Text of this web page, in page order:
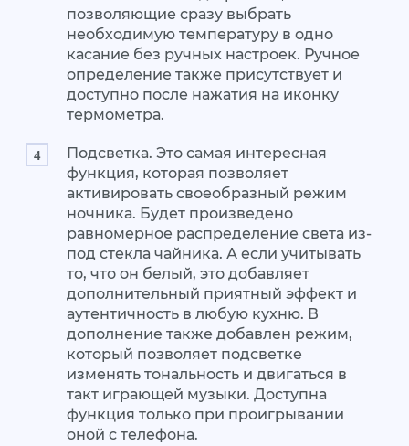
позволяющие сразу выбрать
необходимую температуру в одно
касание без ручных настроек. Ручное
определение также присутствует и
доступно после нажатия на иконку
термометра.
Подсветка. Это самая интересная
функция, которая позволяет
активировать своеобразный режим
ночника. Будет произведено
равномерное распределение света из-
под стекла чайника. А если учитывать
то, что он белый, это добавляет
дополнительный приятный эффект и
аутентичность в любую кухню. В
дополнение также добавлен режим,
который позволяет подсветке
изменять тональность и двигаться в
такт играющей музыки. Доступна
функция только при проигрывании
оной с телефона.